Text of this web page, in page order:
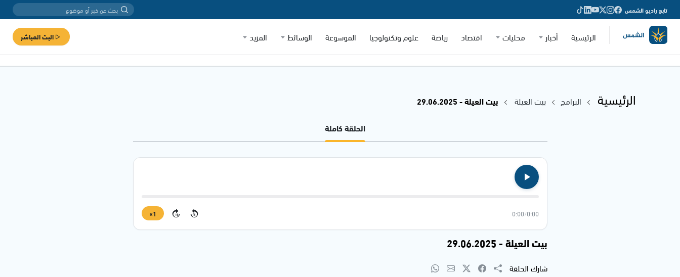
تابع راديو الشمس
الرئيسية أخبار محليات اقتصاد رياضة علوم وتكنولوجيا الموسوعة الوسائط المزيد البث المباشر
الرئيسية البرامج بيت العيلة
بيت العيلة - 29.06.2025
الحلقة كاملة
0:00
/
0:00
15
15
1×
بيت العيلة - 29.06.2025
شارك الحلقة